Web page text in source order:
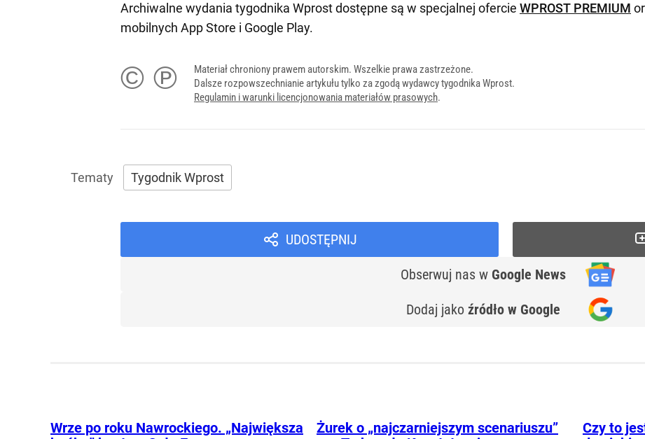
Archiwalne wydania tygodnika Wprost dostępne są w specjalnej ofercie WPROST PREMIUM
mobilnych App Store i Google Play.
© ℗
Materiał chroniony prawem autorskim. Wszelkie prawa zastrzeżone.
Dalsze rozpowszechnianie artykułu tylko za zgodą wydawcy tygodnika Wprost.
Regulamin i warunki licencjonowania materiałów prasowych.
Tygodnik Wprost
UDOSTĘPNIJ
Obserwuj nas w Google News
Dodaj jako źródło w Google
Wrze po roku Nawrockiego. „Największa
Żurek o „najczarniejszym scenariuszu”
Czy to